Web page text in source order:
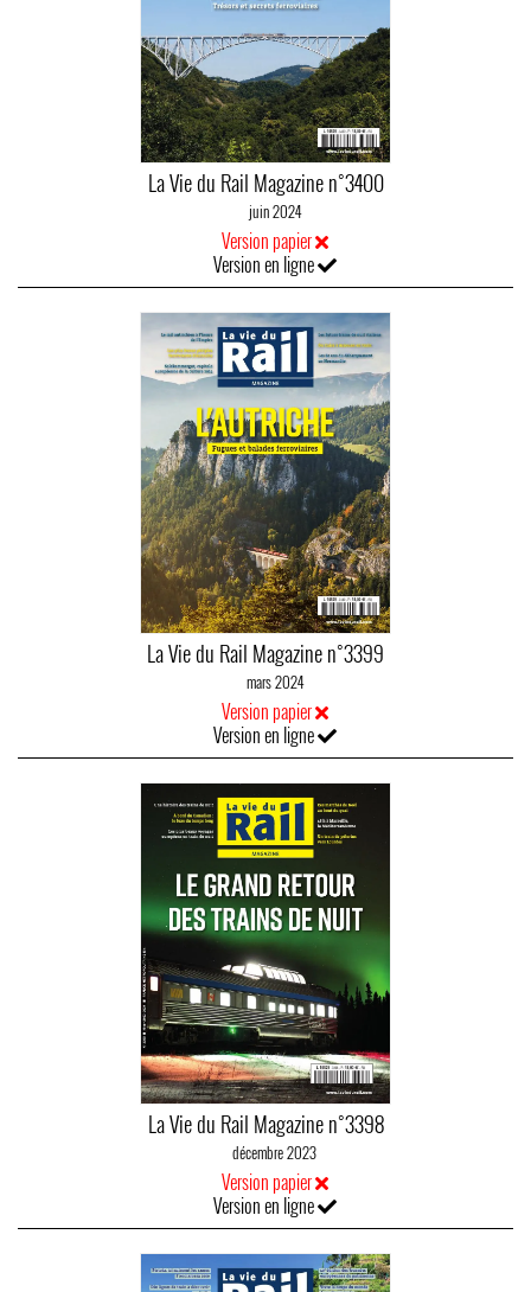
La Vie du Rail Magazine n°3400
juin 2024
Version papier
Version en ligne
La Vie du Rail Magazine n°3399
mars 2024
Version papier
Version en ligne
La Vie du Rail Magazine n°3398
décembre 2023
Version papier
Version en ligne